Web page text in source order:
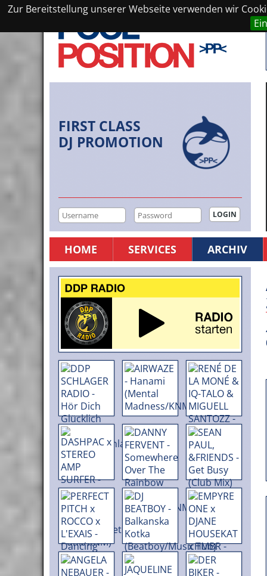
Zur Bereitstellung unserer Webseite verwenden wir
FIRST CLASS
DJ PROMOTION
HOME SERVICES ARCHIV